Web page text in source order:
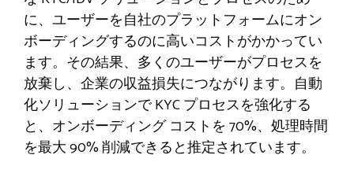
に、ユーザーを自社のプラットフォームにオン
ボーディングするのに高いコストがかかってい
ます。その結果、多くのユーザーがプロセスを
放棄し、企業の収益損失につながります。自動
化ソリューションで KYC プロセスを強化する
と、オンボーディング コストを 70%、処理時間
を最大 90% 削減できると推定されています。